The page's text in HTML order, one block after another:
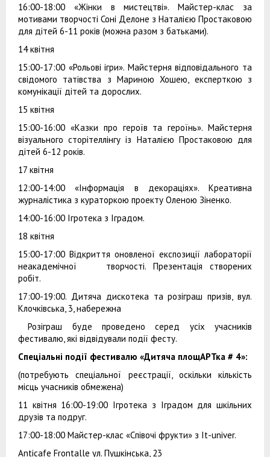
16:00-18:00 «Жінки в мистецтві». Майстер-клас за
мотивами творчості Соні Делоне з Наталією Простаковою
для дітей 6-11 років (можна разом з батьками).
14 квітня
15:00-17:00 «Рольові ігри». Майстерня відповідального та
свідомого татівства з Мариною Хошею, експерткою з
комунікації дітей та дорослих.
15 квітня
15:00-16:00 «Казки про героїв та героїнь». Майстерня
візуального сторітеллінгу із Наталією Простаковою для
дітей 6-12 років.
17 квітня
12:00-14:00 «Інформація в декораціях». Креативна
журналістика з кураторкою проекту Оленою Зіненко.
14:00-16:00 Ігротека з Іградом.
18 квітня
15:00-17:00 Відкриття оновленої експозиції лабораторії
неакадемічної творчості. Презентація створених
робіт.
17:00-19:00. Дитяча дискотека та розіграш призів, вул.
Клочківська, 3, набережна
Розіграш буде проведено серед усіх учасників
фестивалю, які відвідували події фесту.
Спеціальні події фестивалю «Дитяча площАРТка # 4»:
(потребують спеціальної реєстрації, оскільки кількість
місць учасників обмежена)
11 квітня 16:00-19:00 Ігротека з Іградом для шкільних
друзів та подруг.
17:00-18:00 Майстер-клас «Співочі фрукти» з It-univer.
Anticafe Frontalle ул. Пушкінська, 23